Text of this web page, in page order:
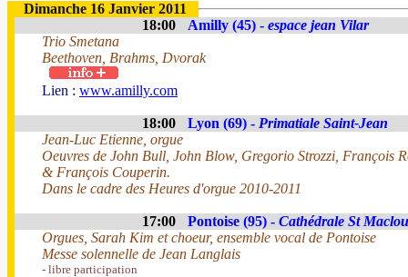
Dimanche 16 Janvier 2011
18:00
Amilly (45) - espace jean Vilar
Trio Smetana
Beethoven, Brahms, Dvorak
Lien : www.amilly.com
18:00 Lyon (69) - Primatiale Saint-Jean
Jean-Luc Etienne, orgue
Oeuvres de John Bull, John Blow, Gregorio Strozzi, François
& François Couperin.
Dans le cadre des Heures d'orgue 2010-2011
17:00 Pontoise (95) - Cathédrale St Maclou
Orgues, Sarah Kim et choeur, ensemble vocal de Pontoise
Messe solennelle de Jean Langlais
- libre participation